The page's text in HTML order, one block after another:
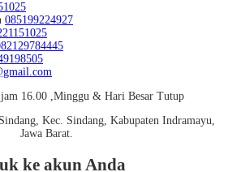
085199224927
16.00 ,Minggu & Hari Besar Tutup
Kec. Sindang, Kabupaten Indramayu,
Jawa Barat.
ke akun Anda